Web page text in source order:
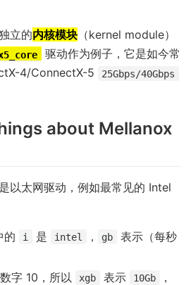
立的内核模块 （kernel module）
驱动作为例子，它是如今常
4/ConnectX-5
25Gbps/40Gbps
about Mellanox
以太网驱动，例如最常见的 Intel
的 i 是 intel ， gb
表示（每秒
字 10，所以 xgb 表示 10Gb ，